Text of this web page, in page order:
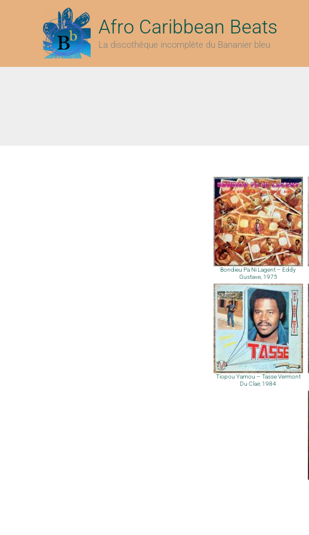
Afro Caribbean Beats
La discothèque incomplète du Bananier bleu
Bondieu Pa Ni Lagent – Eddy
Gustave, 1975
Tiopou Yamou – Tasse Vermont
Du Clair, 1984